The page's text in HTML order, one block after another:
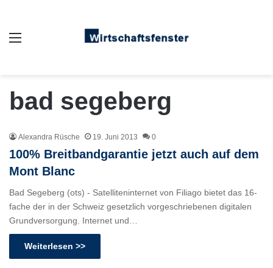
bad segeberg
Alexandra Rüsche 19. Juni 2013 0
100% Breitbandgarantie jetzt auch auf dem
Mont Blanc
Bad Segeberg (ots) - Satelliteninternet von Filiago bietet das 16-
fache der in der Schweiz gesetzlich vorgeschriebenen digitalen
Grundversorgung. Internet und…
Weiterlesen >>